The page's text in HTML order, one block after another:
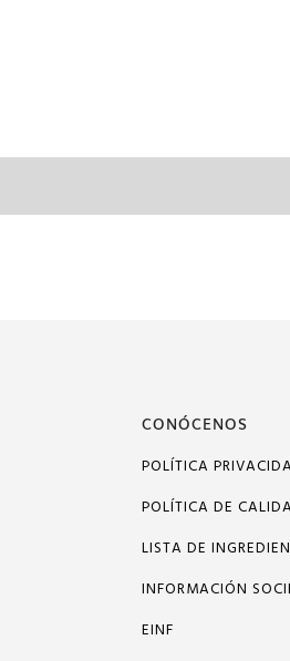
CONÓCENOS
POLÍTICA
POLÍTICA DE
LISTA DE
INFORMACIÓN
EINF